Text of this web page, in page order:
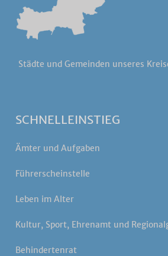
Städte und Gemeinden unseres
SCHNELLEINSTIEG
Ämter und Aufgaben
Führerscheinstelle
Leben im Alter
Kultur, Sport, Ehrenamt und
Behindertenrat